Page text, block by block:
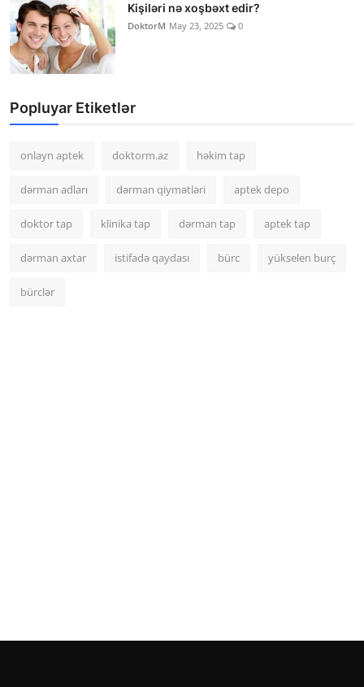
Kişiləri nə xoşbəxt edir?
DoktorM May 23, 2025 0
Popluyar Etiketlər
onlayn aptek doktorm.az həkim tap
dərman adları dərman qiymətləri aptek depo
doktor tap klinika tap dərman tap aptek tap
dərman axtar istifadə qaydası bürc yükselen burç
bürclər